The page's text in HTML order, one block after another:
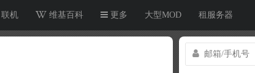
联机 维基百科 更多 大型MOD 租服务器